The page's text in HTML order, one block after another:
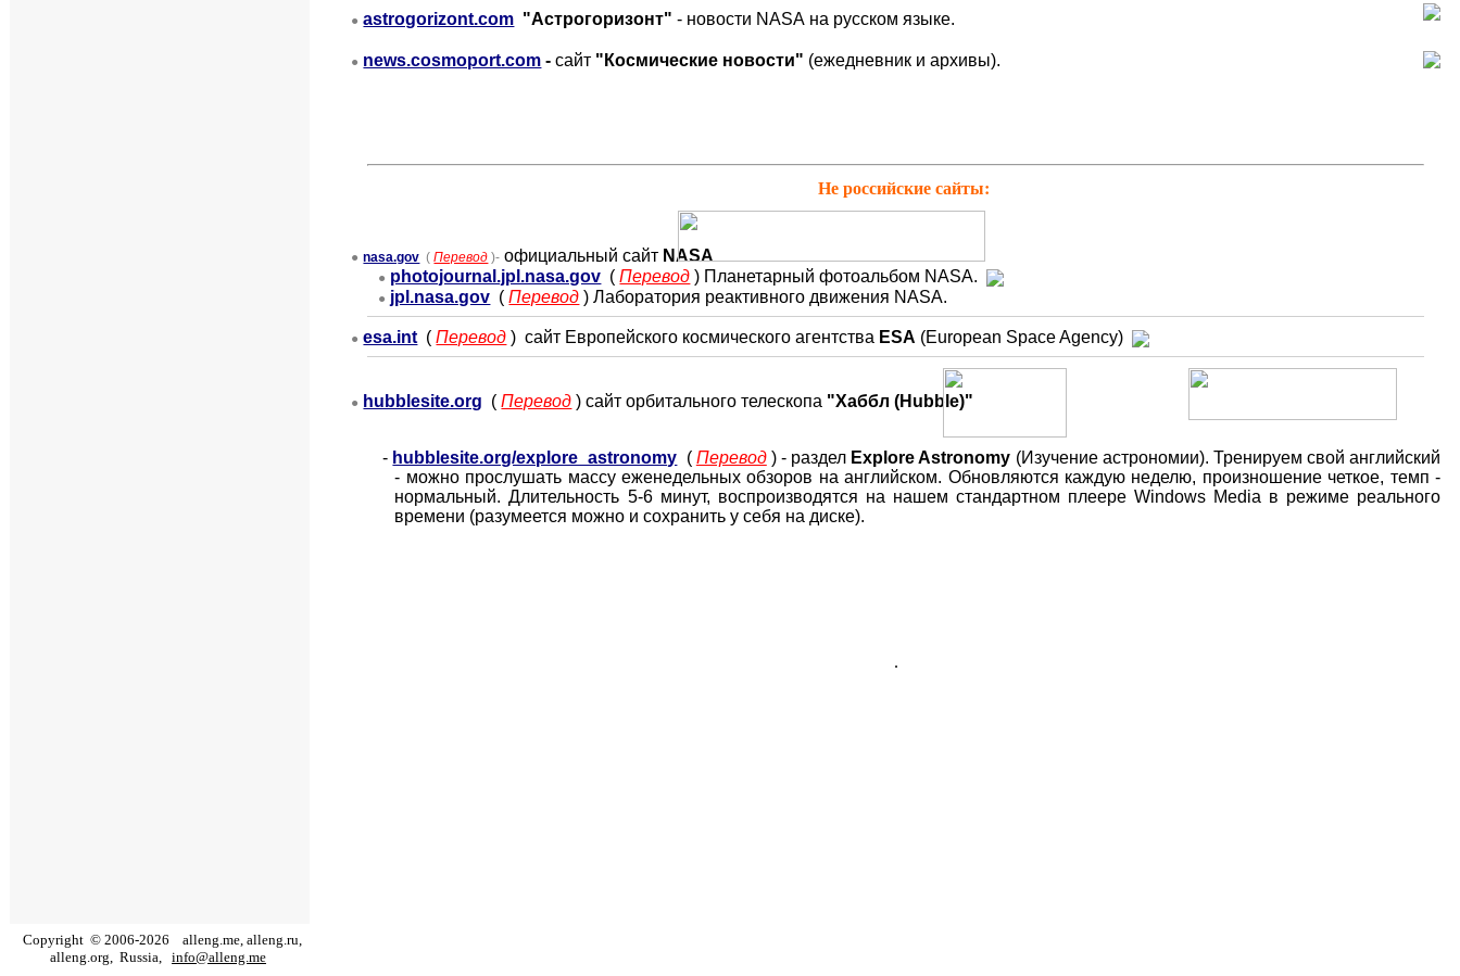
● astrogorizont.com "Астрогоризонт" - новости NASA на русском языке.
● news.cosmoport.com -сайт "Космические новости" (ежедневник и архивы).
Не российские сайты:
● nasa.gov (Перевод )- официальный сайт NASA
● photojournal.jpl.nasa.gov (Перевод ) Планетарный фотоальбом NASA.
● jpl.nasa.gov (Перевод )Лаборатория реактивного движения NASA.
● esa.int (Перевод )сайт Европейского космического агентства ESA (European Space Agency)
● hubblesite.org (Перевод )сайт орбитального телескопа "Хаббл (Hubble)"
- hubblesite.org/explore_astronomy ( Перевод) - раздел Explore Astronomy (Изучение астрономии). Тренируем свой английский
- можно прослушать массу еженедельных обзоров на английском. Обновляются каждую неделю, произношение четкое, темп -
нормальный. Длительность 5-6 минут, воспроизводятся на нашем стандартном плеере Windows Media в режиме реального
времени (разумеется можно и сохранить у себя на диске).
.
Copyright © 2006-2026
alleng.me, alleng.ru,
alleng.org, Russia, info@alleng.me